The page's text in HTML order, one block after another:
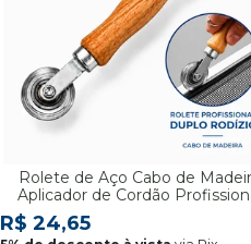
Rolete de Aço Cabo de
Aplicador de Cordão
R$ 24,65